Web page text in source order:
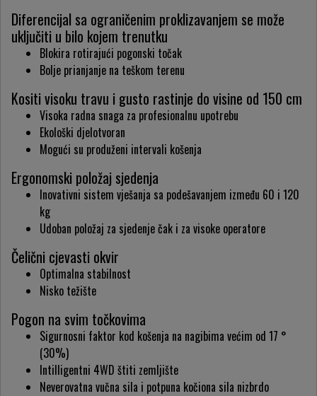
Diferencijal sa ograničenim proklizavanjem se može
uključiti u bilo kojem trenutku
Blokira rotirajući pogonski točak
Bolje prianjanje na teškom terenu
Kositi visoku travu i gusto rastinje do visine od 150 cm
Visoka radna snaga za profesionalnu upotrebu
Ekološki djelotvoran
Mogući su produženi intervali košenja
Ergonomski položaj sjedenja
Inovativni sistem vješanja sa podešavanjem između 60 i 120
kg
Udoban položaj za sjedenje čak i za visoke operatore
Čelični cjevasti okvir
Optimalna stabilnost
Nisko težište
Pogon na svim točkovima
Sigurnosni faktor kod košenja na nagibima većim od 17 °
(30%)
Intilligentni 4WD štiti zemljište
Neverovatna vučna sila i potpuna kočiona sila nizbrdo